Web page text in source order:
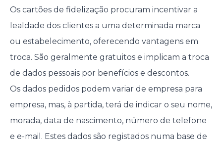
Os cartões de fidelização procuram incentivar a
lealdade dos clientes a uma determinada marca
ou estabelecimento, oferecendo vantagens em
troca. São geralmente gratuitos e implicam a troca
de dados pessoais por benefícios e descontos.
Os dados pedidos podem variar de empresa para
empresa, mas, à partida, terá de indicar o seu nome,
morada, data de nascimento, número de telefone
e e-mail. Estes dados são registados numa base de